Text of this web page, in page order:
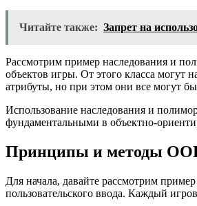
Читайте также: Запрет на
Рассмотрим пример наследования и
объектов игры. От этого класса могут
атрибуты, но при этом они все могут
Использование наследования и
фундаментальными в объектно-
Принципы и методы
Для начала, давайте рассмотрим
пользовательского ввода. Каждый